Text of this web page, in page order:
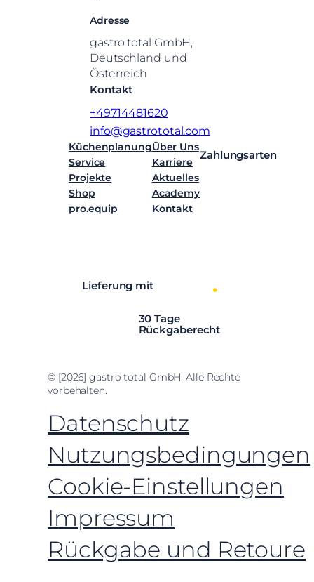
Adresse
gastro total GmbH,
Deutschland und
Österreich
Kontakt
+49714481620
info@gastrototal.com
Küchenplanung
Service
Projekte
Shop
pro.equip
Über Uns
Karriere
Aktuelles
Academy
Kontakt
Zahlungsarten
Lieferung mit
30 Tage
Rückgaberecht
© [2026] gastro total GmbH. Alle Rechte
vorbehalten.
Datenschutz
Nutzungsbedingungen
Cookie-Einstellungen
Impressum
Rückgabe und Retoure